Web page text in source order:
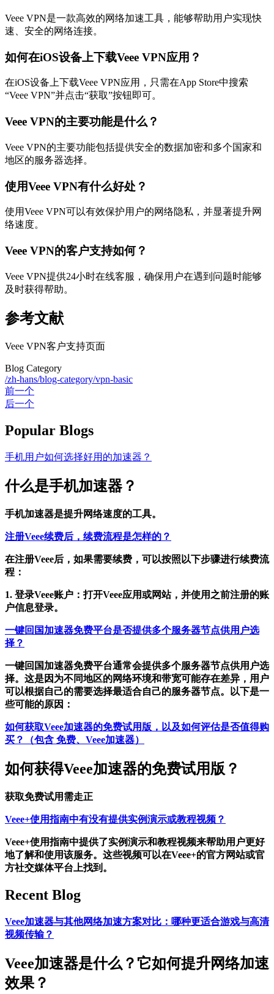
Veee VPN是一款高效的网络加速工具，能够帮助用户实现快
速、安全的网络连接。
如何在iOS设备上下载Veee VPN应用？
在iOS设备上下载Veee VPN应用，只需在App Store中搜索
“Veee VPN”并点击“获取”按钮即可。
Veee VPN的主要功能是什么？
Veee VPN的主要功能包括提供安全的数据加密和多个国家和
地区的服务器选择。
使用Veee VPN有什么好处？
使用Veee VPN可以有效保护用户的网络隐私，并显著提升网
络速度。
Veee VPN的客户支持如何？
Veee VPN提供24小时在线客服，确保用户在遇到问题时能够
及时获得帮助。
参考文献
Veee VPN客户支持页面
Blog Category
/zh-hans/blog-category/vpn-basic
前一个
后一个
Popular Blogs
手机用户如何选择好用的加速器？
什么是手机加速器？
手机加速器是提升网络速度的工具。
注册Veee续费后，续费流程是怎样的？
在注册Veee后，如果需要续费，可以按照以下步骤进行续费流
程：
1. 登录Veee账户：打开Veee应用或网站，并使用之前注册的账
户信息登录。
一键回国加速器免费平台是否提供多个服务器节点供用户选
择？
一键回国加速器免费平台通常会提供多个服务器节点供用户选
择。这是因为不同地区的网络环境和带宽可能存在差异，用户
可以根据自己的需要选择最适合自己的服务器节点。以下是一
些可能的原因：
如何获取Veee加速器的免费试用版，以及如何评估是否值得购
买？（包含 免费、Veee加速器）
如何获得Veee加速器的免费试用版？
获取免费试用需走正
Veee+使用指南中有没有提供实例演示或教程视频？
Veee+使用指南中提供了实例演示和教程视频来帮助用户更好
地了解和使用该服务。这些视频可以在Veee+的官方网站或官
方社交媒体平台上找到。
Recent Blog
Veee加速器与其他网络加速方案对比：哪种更适合游戏与高清
视频传输？
Veee加速器是什么？它如何提升网络加速
效果？